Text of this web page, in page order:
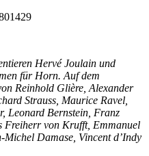
Hervé Joulain und
für Horn. Auf dem
Reinhold Glière, Alexander
Strauss, Maurice Ravel,
Leonard Bernstein, Franz
Freiherr von Krufft, Emmanuel
Damase, Vincent d’Indy